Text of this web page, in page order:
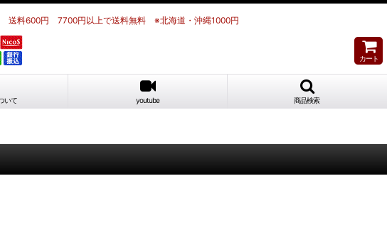
送料600円 7700円以上で送料無料 ※北海道・沖縄1000円
カート
いて youtube 商品検索